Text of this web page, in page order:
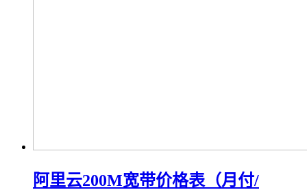
阿里云200M宽带价格表（月付/